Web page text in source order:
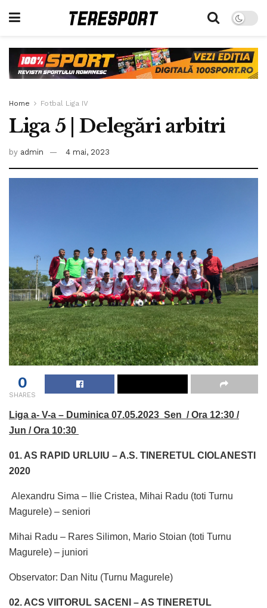
Home Fotbal Liga IV
Liga 5 | Delegări arbitri
by admin 4 mai, 2023
0
SHARES
Liga a- V-a – Duminica 07.05.2023 Sen / Ora 12:30 /
Jun / Ora 10:30
01. AS RAPID URLUIU – A.S. TINERETUL CIOLANESTI
2020
Alexandru Sima – Ilie Cristea, Mihai Radu (toti Turnu
Magurele) – seniori
Mihai Radu – Rares Silimon, Mario Stoian (toti Turnu
Magurele) – juniori
Observator: Dan Nitu (Turnu Magurele)
02. ACS VIITORUL SACENI – AS TINERETUL